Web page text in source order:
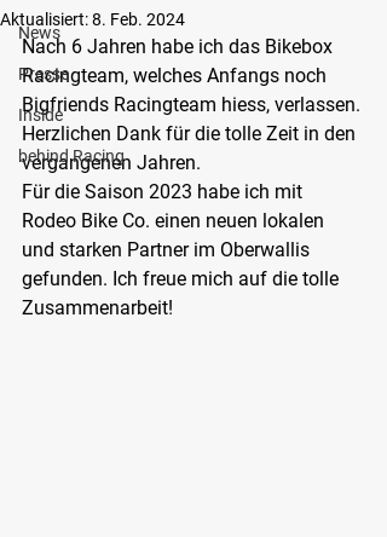
News
Presse
Inside
behind Racing
Aktualisiert:8. Feb. 2024
Nach 6 Jahren habe ich das Bikebox
Racingteam, welches Anfangs noch
Bigfriends Racingteam hiess, verlassen.
Herzlichen Dank für die tolle Zeit in den
vergangenen Jahren.
Für die Saison 2023 habe ich mit
Rodeo Bike Co. einen neuen lokalen
und starken Partner im Oberwallis
gefunden. Ich freue mich auf die tolle
Zusammenarbeit!